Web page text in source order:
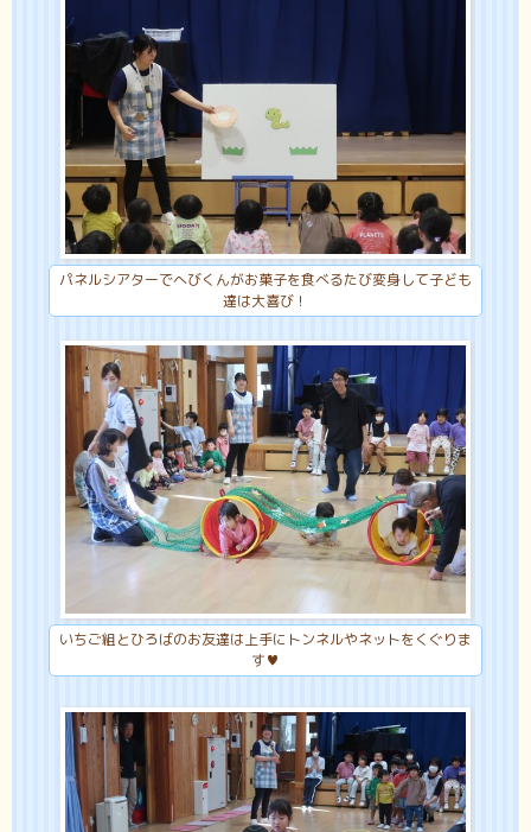
パネルシアターでへびくんがお菓子を食べるたび変身して子ども
達は大喜び！
いちご組とひろばのお友達は上手にトンネルやネットをくぐりま
す♥